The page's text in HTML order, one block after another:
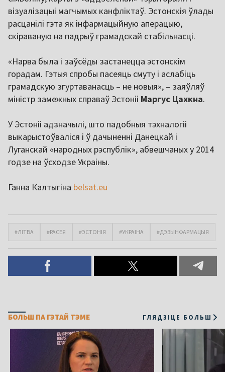
візуалізацыі магчымых канфліктаў. Эстонскія ўлады
расцанілі гэта як інфармацыйную аперацыю,
скіраваную на падрыў грамадскай стабільнасці.
«Нарва была і заўсёды застанецца эстонскім
горадам. Гэтыя спробы пасеяць смуту і аслабіць
грамадскую згуртаванасць – не новыя», – заяўляў
міністр замежных справаў Эстоніі Маргус Цахкна.
У Эстоніі адзначылі, што падобныя тэхналогіі
выкарыстоўваліся і ў дачыненні Данецкай і
Луганскай «народных рэспублік», абвешчаных у 2014
годзе на ўсходзе Украіны.
Ганна Калтыгіна belsat.eu
#ЛІТВА #РАСЕЯ #ЭСТОНІЯ #УКРАІНА #ДЭЗЫНФАРМАЦЫЯ
БОЛЬШ ПА ГЭТАЙ ТЭМЕ ГЛЯДЗІЦЕ БОЛЬШ